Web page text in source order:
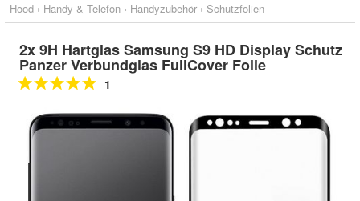
Hood › Handy & Telefon › Handyzubehör › Schutzfolien
2x 9H Hartglas Samsung S9 HD Display Schutz
Panzer Verbundglas FullCover Folie
1